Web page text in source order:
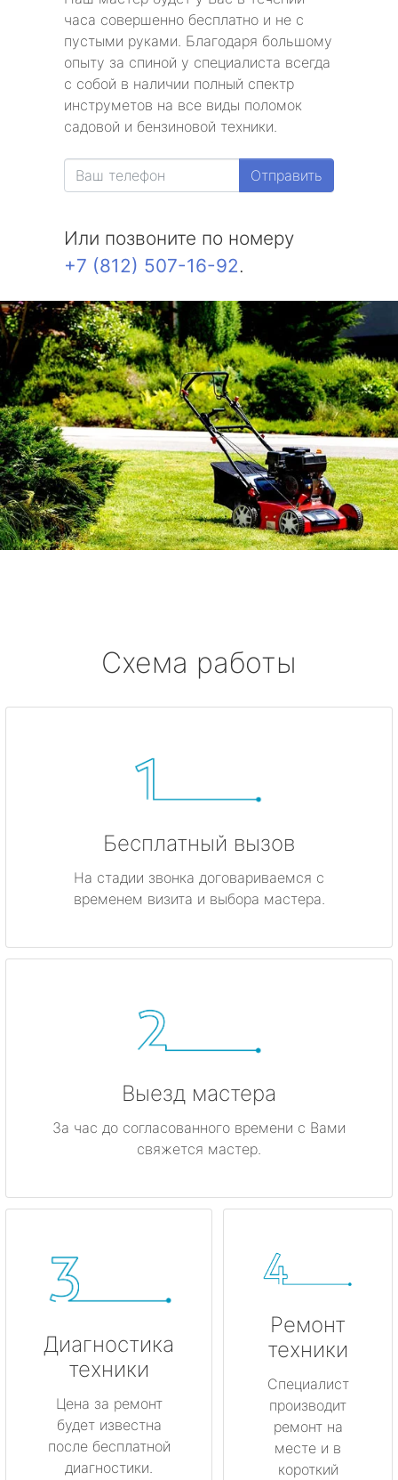
часа совершенно бесплатно и не с
пустыми руками. Благодаря большому
опыту за спиной у специалиста всегда
с собой в наличии полный спектр
инструметов на все виды поломок
садовой и бензиновой техники.
Отправить
Или позвоните по номеру
+7 (812) 507-16-92.
Схема работы
Бесплатный вызов
На стадии звонка договариваемся с
временем визита и выбора мастера.
Выезд мастера
За час до согласованного времени с Вами
свяжется мастер.
Диагностика
техники
Цена за ремонт
будет известна
после бесплатной
диагностики.
Ремонт
техники
Специалист
производит
ремонт на
месте и в
короткий